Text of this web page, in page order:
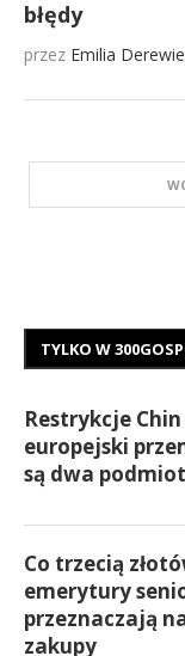
błędy
przez Emilia
TYLKO W
Restrykcje
europejski
są dwa
Co trzecią
emerytury
przeznaczają
zakupy